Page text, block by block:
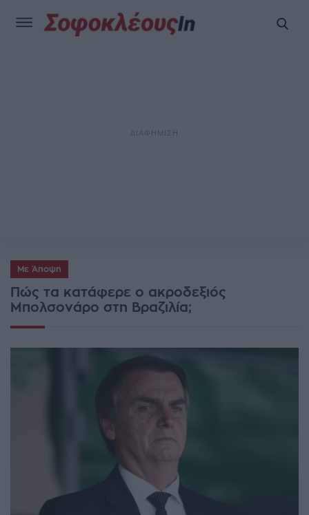
Με Άποψη
Πώς τα κατάφερε ο ακροδεξιός
Μπολσονάρο στη Βραζιλία;